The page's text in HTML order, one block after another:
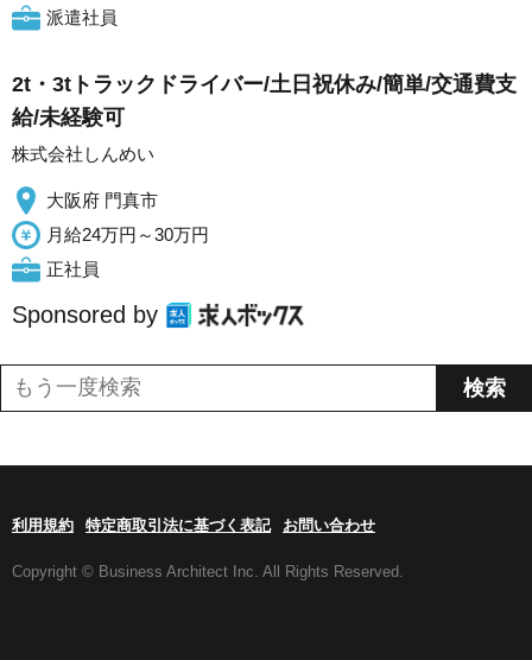
派遣社員
2t・3tトラックドライバー/土日祝休み/簡単/交通費支
給/未経験可
株式会社しんめい
大阪府 門真市
月給24万円～30万円
正社員
Sponsored by
利用規約 特定商取引法に基づく表記 お問い合わせ
Copyright © Business Architect Inc. All Rights Reserved.